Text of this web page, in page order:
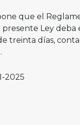
que el
presente Ley deba
treinta días,
2025